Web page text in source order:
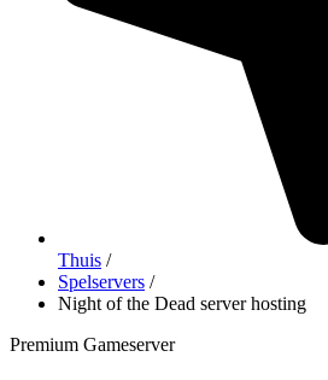
Thuis /
Spelservers /
Night of the Dead server hosting
Premium Gameserver